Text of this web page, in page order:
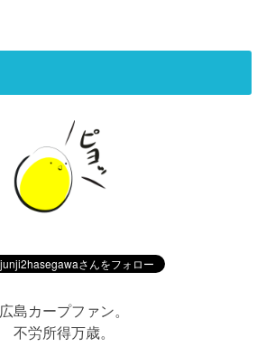
広島カープファン。
不労所得万歳。